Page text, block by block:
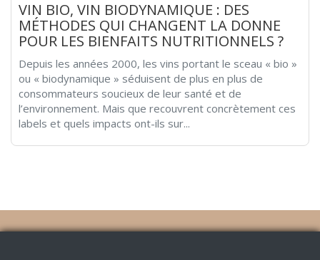
VIN BIO, VIN BIODYNAMIQUE : DES
MÉTHODES QUI CHANGENT LA DONNE
POUR LES BIENFAITS NUTRITIONNELS ?
Depuis les années 2000, les vins portant le sceau « bio »
ou « biodynamique » séduisent de plus en plus de
consommateurs soucieux de leur santé et de
l’environnement. Mais que recouvrent concrètement ces
labels et quels impacts ont-ils sur...